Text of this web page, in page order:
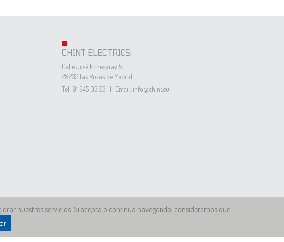
nuestros servicios. Si acepta o continúa navegando, consideramos que
CHINT ELECTRICS:
Calle José Echegaray 5.
28232 Las Rozas de Madrid
Tel: 91 645 03 53 | Email: info@chint.eu